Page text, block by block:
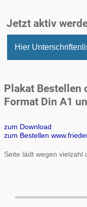
Jetzt aktiv
Hier
Plakat Bestellen
Format Din A1
zum Download
zum Bestellen
Seite lädt wegen vielzahl